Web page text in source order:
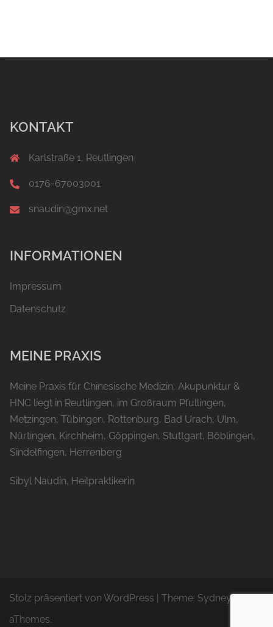
KONTAKT
Karlstraße 1, Reutlingen
0176-67003001
snaudin@gmx.net
INFORMATIONEN
Impressum
Datenschutz
MEINE PRAXIS
Meine Praxis für Chinesische Medizin, Akupunktur &
HNC liegt in Reutlingen, im Großraum Pfullingen,
Metzingen, Tübingen, Rottenburg, Bad Urach, Ulm,
Nürtingen, Kirchheim, Göppingen, Stuttgart, Böblingen,
Sindelfingen, Herrenberg
Sibyl Naudin, Heilpraktikerin
Stolz präsentiert von WordPress | Theme: Sydneyby
aThemes.